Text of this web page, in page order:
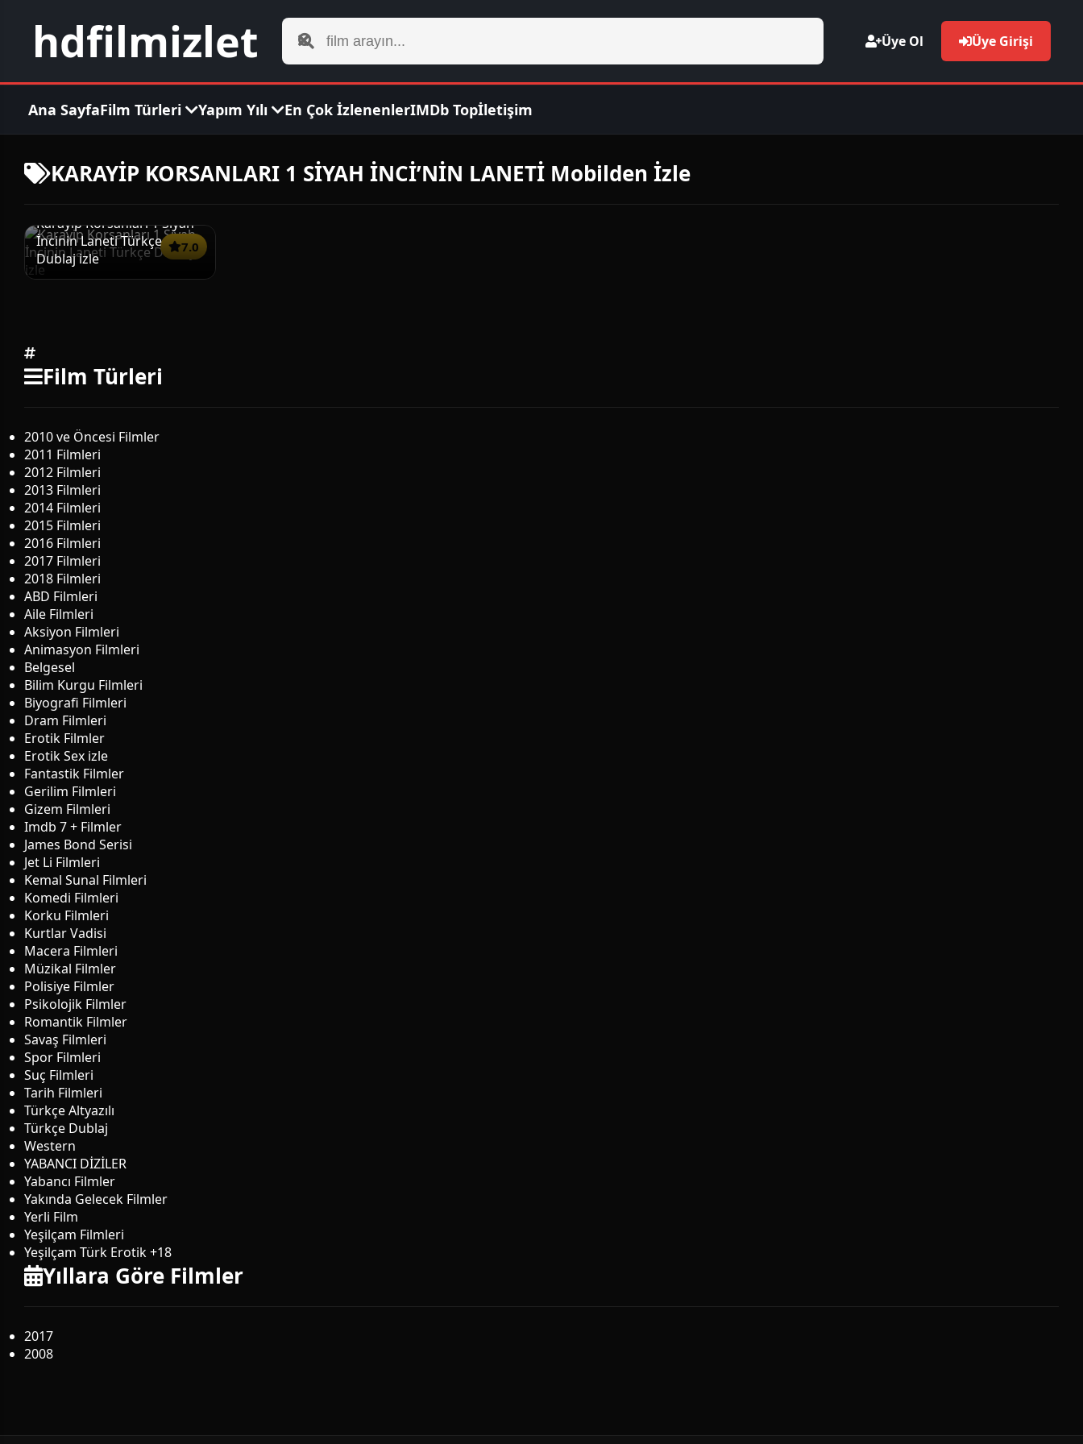
hdfilmizlet Üye Ol Üye Girişi
Ana SayfaFilm Türleri Yapım Yılı En Çok İzlenenlerIMDb Topİletişim
KARAYİP KORSANLARI 1 SİYAH İNCİ’NİN LANETİ Mobilden İzle
7.0
Karayip Korsanları 1 Siyah
İncinin Laneti Türkçe
Dublaj izle
Film Türleri
2010 ve Öncesi Filmler
2011 Filmleri
2012 Filmleri
2013 Filmleri
2014 Filmleri
2015 Filmleri
2016 Filmleri
2017 Filmleri
2018 Filmleri
ABD Filmleri
Aile Filmleri
Aksiyon Filmleri
Animasyon Filmleri
Belgesel
Bilim Kurgu Filmleri
Biyografi Filmleri
Dram Filmleri
Erotik Filmler
Erotik Sex izle
Fantastik Filmler
Gerilim Filmleri
Gizem Filmleri
Imdb 7 + Filmler
James Bond Serisi
Jet Li Filmleri
Kemal Sunal Filmleri
Komedi Filmleri
Korku Filmleri
Kurtlar Vadisi
Macera Filmleri
Müzikal Filmler
Polisiye Filmler
Psikolojik Filmler
Romantik Filmler
Savaş Filmleri
Spor Filmleri
Suç Filmleri
Tarih Filmleri
Türkçe Altyazılı
Türkçe Dublaj
Western
YABANCI DİZİLER
Yabancı Filmler
Yakında Gelecek Filmler
Yerli Film
Yeşilçam Filmleri
Yeşilçam Türk Erotik +18
Yıllara Göre Filmler
2017
2008